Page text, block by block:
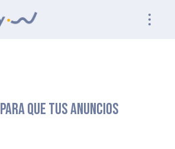
QUE TUS ANUNCIOS